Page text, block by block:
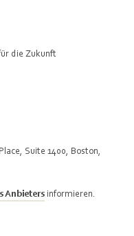
die Zukunft
Suite 1400, Boston,
Anbieters informieren.